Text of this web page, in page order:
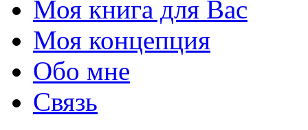
Моя книга для Вас
Моя концепция
Обо мне
Связь